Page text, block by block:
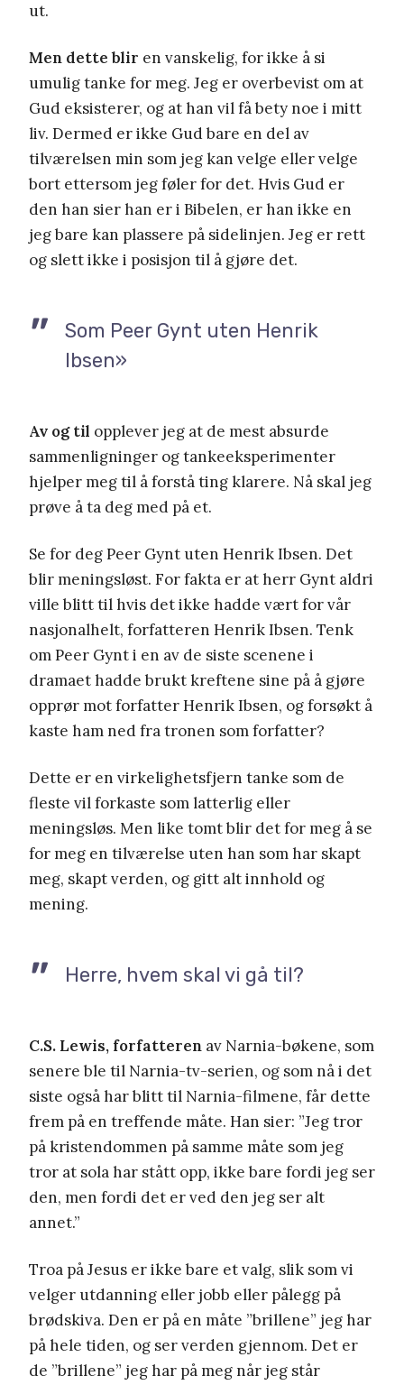
ut.
Men dette blir en vanskelig, for ikke å si
umulig tanke for meg. Jeg er overbevist om at
Gud eksisterer, og at han vil få bety noe i mitt
liv. Dermed er ikke Gud bare en del av
tilværelsen min som jeg kan velge eller velge
bort ettersom jeg føler for det. Hvis Gud er
den han sier han er i Bibelen, er han ikke en
jeg bare kan plassere på sidelinjen. Jeg er rett
og slett ikke i posisjon til å gjøre det.
Som Peer Gynt uten Henrik
Ibsen»
Av og til opplever jeg at de mest absurde
sammenligninger og tankeeksperimenter
hjelper meg til å forstå ting klarere. Nå skal jeg
prøve å ta deg med på et.
Se for deg Peer Gynt uten Henrik Ibsen. Det
blir meningsløst. For fakta er at herr Gynt aldri
ville blitt til hvis det ikke hadde vært for vår
nasjonalhelt, forfatteren Henrik Ibsen. Tenk
om Peer Gynt i en av de siste scenene i
dramaet hadde brukt kreftene sine på å gjøre
opprør mot forfatter Henrik Ibsen, og forsøkt å
kaste ham ned fra tronen som forfatter?
Dette er en virkelighetsfjern tanke som de
fleste vil forkaste som latterlig eller
meningsløs. Men like tomt blir det for meg å se
for meg en tilværelse uten han som har skapt
meg, skapt verden, og gitt alt innhold og
mening.
Herre, hvem skal vi gå til?
C.S. Lewis, forfatteren av Narnia-bøkene, som
senere ble til Narnia-tv-serien, og som nå i det
siste også har blitt til Narnia-filmene, får dette
frem på en treffende måte. Han sier: ”Jeg tror
på kristendommen på samme måte som jeg
tror at sola har stått opp, ikke bare fordi jeg ser
den, men fordi det er ved den jeg ser alt
annet.”
Troa på Jesus er ikke bare et valg, slik som vi
velger utdanning eller jobb eller pålegg på
brødskiva. Den er på en måte ”brillene” jeg har
på hele tiden, og ser verden gjennom. Det er
de ”brillene” jeg har på meg når jeg står